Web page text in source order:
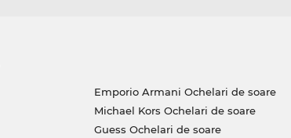
Emporio Armani Ochelari de soare
Michael Kors Ochelari de soare
Guess Ochelari de soare